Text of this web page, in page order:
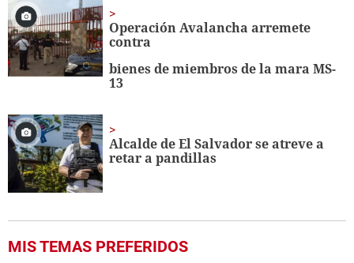
Operación Avalancha arremete
contra
bienes de miembros de la mara MS-
13
Alcalde de El Salvador se atreve a
retar a pandillas
MIS TEMAS PREFERIDOS